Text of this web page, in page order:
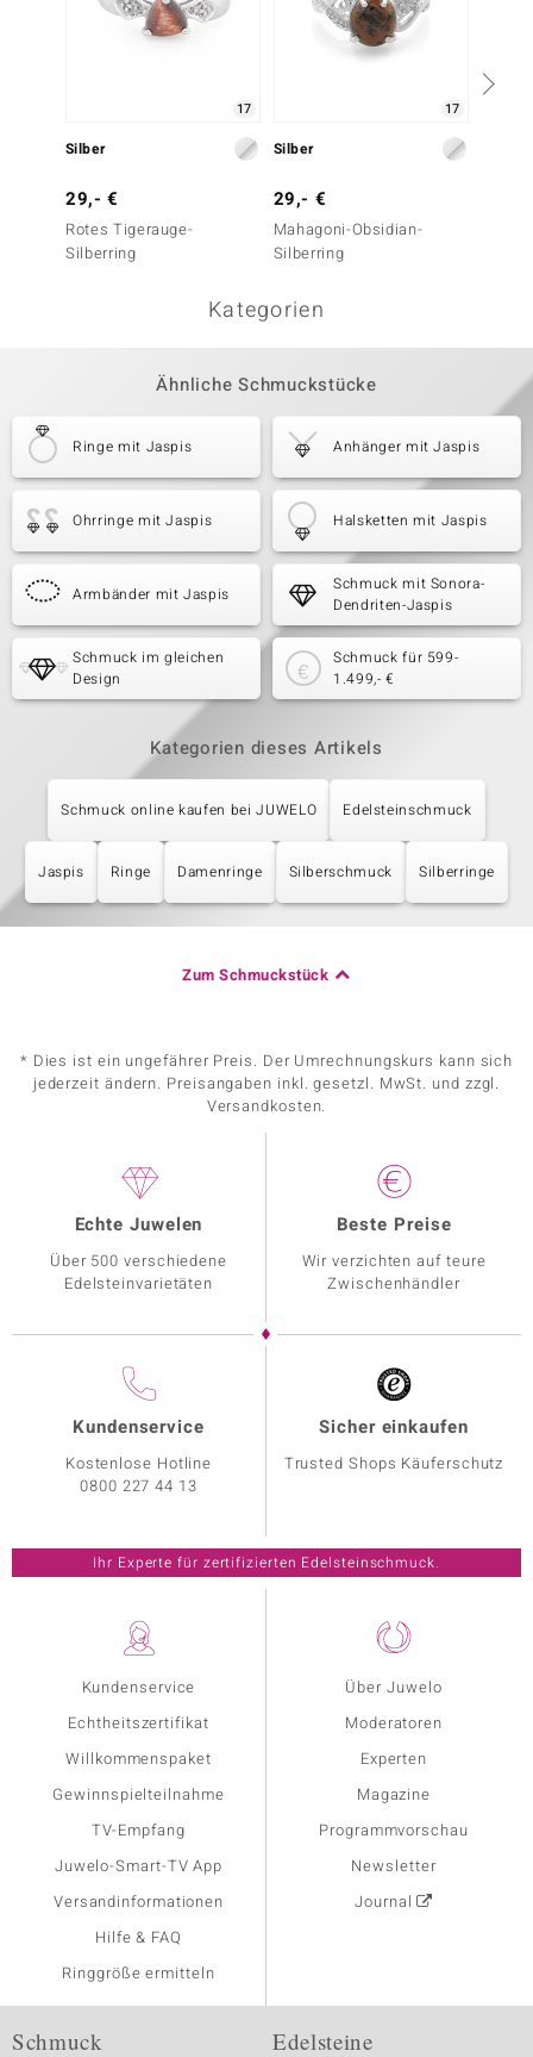
17
Silber
29,- €
Rotes Tigerauge-
Silberring
17
Silber
29,- €
Mahagoni-Obsidian-
Silberring
Kategorien
Ähnliche Schmuckstücke
Ringe mit Jaspis Anhänger mit Jaspis
Ohrringe mit Jaspis Halsketten mit Jaspis
Armbänder mit Jaspis
Schmuck mit Sonora-
Dendriten-Jaspis
Schmuck im gleichen
Design
Schmuck für 599-
1.499,- €
Kategorien dieses Artikels
Schmuck online kaufen bei JUWELO Edelsteinschmuck
Jaspis Ringe Damenringe Silberschmuck Silberringe
Zum Schmuckstück
* Dies ist ein ungefährer Preis. Der Umrechnungskurs kann sich
jederzeit ändern. Preisangaben inkl. gesetzl. MwSt. und zzgl.
Versandkosten.
Kundenservice
Echtheitszertifikat
Willkommenspaket
Gewinnspielteilnahme
TV-Empfang
Juwelo-Smart-TV App
Versandinformationen
Hilfe & FAQ
Ringgröße ermitteln
Über Juwelo
Moderatoren
Experten
Magazine
Programmvorschau
Newsletter
Journal
Echte Juwelen
Über 500 verschiedene
Edelsteinvarietäten
Beste Preise
Wir verzichten auf teure
Zwischenhändler
Kundenservice
Kostenlose Hotline
0800 227 44 13
Sicher einkaufen
Trusted Shops Käuferschutz
Ihr Experte für zertifizierten Edelsteinschmuck.
Schmuck Edelsteine